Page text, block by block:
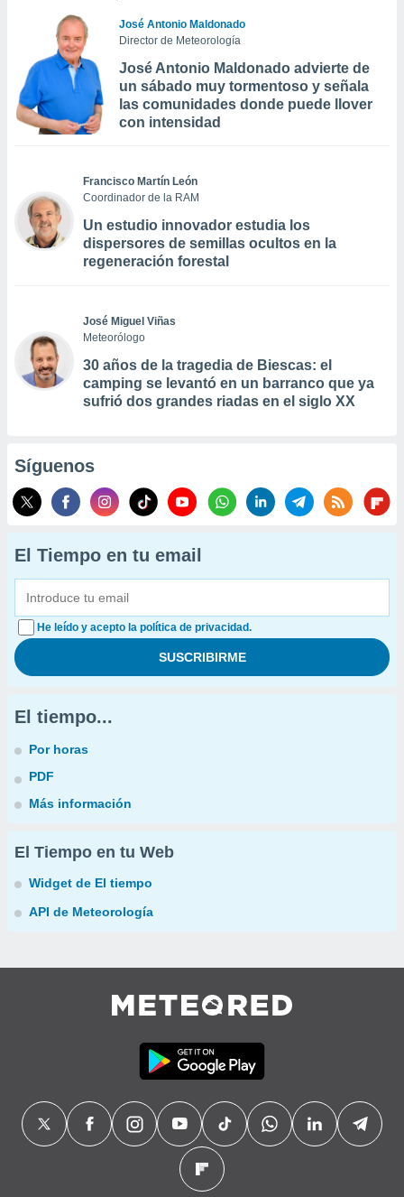
José Antonio Maldonado
Director de Meteorología
José Antonio Maldonado advierte de
un sábado muy tormentoso y señala
las comunidades donde puede llover
con intensidad
Francisco Martín León
Coordinador de la RAM
Un estudio innovador estudia los
dispersores de semillas ocultos en la
regeneración forestal
José Miguel Viñas
Meteorólogo
30 años de la tragedia de Biescas: el
camping se levantó en un barranco que ya
sufrió dos grandes riadas en el siglo XX
Síguenos
El Tiempo en tu email
He leído y acepto la política de privacidad.
El tiempo...
Por horas
PDF
Más información
El Tiempo en tu Web
Widget de El tiempo
API de Meteorología